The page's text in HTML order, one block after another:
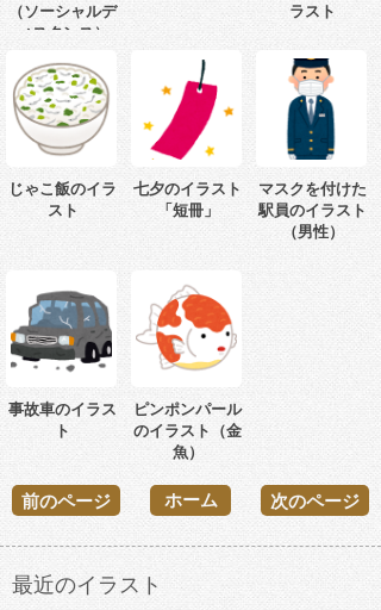
（ソーシャルデ
ィスタンス）
ラスト
じゃこ飯のイラ
スト
七夕のイラスト
「短冊」
マスクを付けた
駅員のイラスト
（男性）
事故車のイラス
ト
ピンポンパール
のイラスト（金
魚）
前のページ 次のページ
ホーム
最近のイラスト